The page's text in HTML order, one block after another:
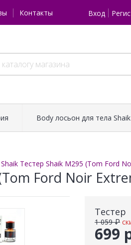
Контакты Вход
Body лосьон для тела Shaik
Тестер Shaik M295 (Tom Ford
Ford Noir
Тестер
699
1 059 ₽